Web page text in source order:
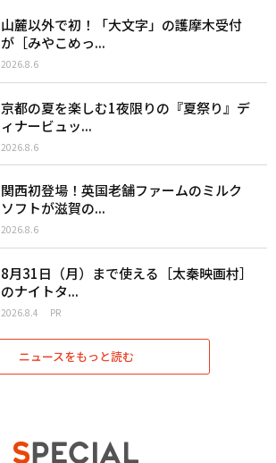
山麓以外で初！「大文字」の護摩木受付
が［みやこめっ...
2026.8.6
京都の夏を楽しむ1夜限りの『夏祭り』デ
ィナービュッ...
2026.8.6
関西初登場！英国老舗ファームのミルク
ソフトが滋賀の...
2026.8.6
8月31日（月）まで使える［太秦映画村］
のナイトタ...
2026.8.4 PR
ニュースをもっと読む